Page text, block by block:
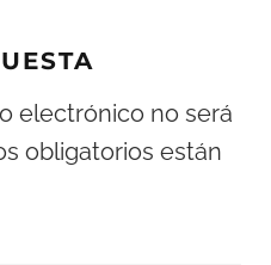
electrónico no será
obligatorios están